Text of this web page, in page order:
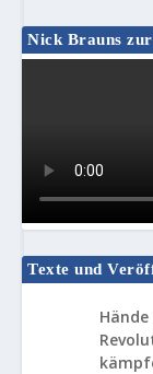
Nick Brauns
Texte und